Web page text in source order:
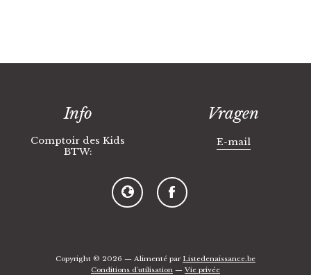
Info
Comptoir des Kids
BTW:
Vragen
E-mail
Copyright © 2026 — Alimenté par Listedenaissance.be
Conditions d'utilisation — Vie privée